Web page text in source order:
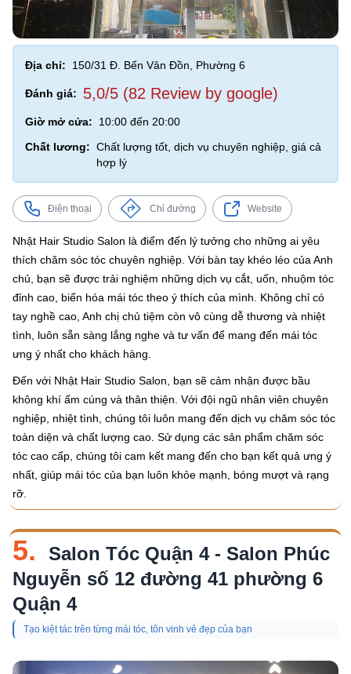
Địa chỉ: 150/31 Đ. Bến Vân Đồn, Phường 6
Đánh giá: 5,0/5 (82 Review by google)
Giờ mở cửa:
10:00 đến 20:00
Chất lương: Chất lượng tốt, dịch vụ chuyên nghiệp, giá cả
hợp lý
Điện thoại Chỉ đường Website
Nhật Hair Studio Salon là điểm đến lý tưởng cho những ai yêu
thích chăm sóc tóc chuyên nghiệp. Với bàn tay khéo léo của Anh
chủ, bạn sẽ được trải nghiệm những dịch vụ cắt, uốn, nhuộm tóc
đỉnh cao, biến hóa mái tóc theo ý thích của mình. Không chỉ có
tay nghề cao, Anh chị chủ tiệm còn vô cùng dễ thương và nhiệt
tình, luôn sẵn sàng lắng nghe và tư vấn để mang đến mái tóc
ưng ý nhất cho khách hàng.
Đến với Nhật Hair Studio Salon, bạn sẽ cảm nhận được bầu
không khí ấm cúng và thân thiện. Với đội ngũ nhân viên chuyên
nghiệp, nhiệt tình, chúng tôi luôn mang đến dịch vụ chăm sóc tóc
toàn diện và chất lượng cao. Sử dụng các sản phẩm chăm sóc
tóc cao cấp, chúng tôi cam kết mang đến cho bạn kết quả ưng ý
nhất, giúp mái tóc của bạn luôn khỏe mạnh, bóng mượt và rạng
rỡ.
5.
Salon Tóc Quận 4 - Salon Phúc
Nguyễn số 12 đường 41 phường 6
Quận 4
Tạo kiệt tác trên từng mái tóc, tôn vinh vẻ đẹp của bạn